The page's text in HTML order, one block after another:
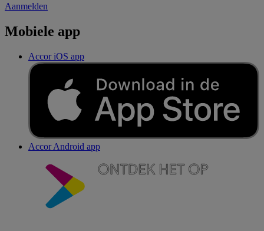
Aanmelden
Mobiele app
Accor iOS app
Accor Android app